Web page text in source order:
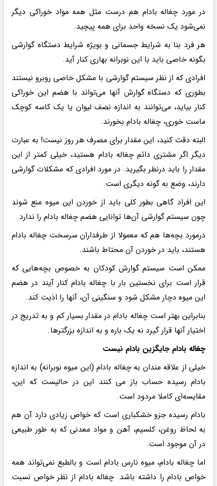
در مورد چغاله بادام هم درست مثل همه مواد خوراکی دیگر
نمی‌شود یک نسخه واحد برای همه پیچید.
هر فرد بنا به شرایط جسمانی و بویژه شرایط دستگاه گوارشی
بگونه خاصی باید با این نوبرانه بهاری کنار آید.
افرادی که از نظر سیستم گوارشی با مشکل خاصی روبرو نیستند
بطوری که دستگاه گوارش آنها می‌تواند با هضم این خوراکی
کنار بیاید، می‌توانند به اندازه نصف لیوان یا یک کاسه کوچک
ماست خوری، چغاله بادام بخورند.
البته دقت کنید، این مقدار برای مصرف هر روز نیست! به عبارت
دیگر اگر مشتری دائم چغاله بادام هستید، خیلی کمتر از این
مقدار را باید درنظر بگیرید. در مورد افرادی که مشکلات گوارشی
دارند، وضع به گونه دیگری است.
این افراد گاهی بطور کلی باید از خوردن این میوه منع شوند
چون سیستم گوارشی آن‌ها توانایی هضم چغاله بادام را ندارد.
درمورد بچه‌ها هم که معمولا از طرفداران سرسخت چغاله بادام
هستند، باید در خوردن آن محتاط باشند.
ممکن است سیستم گوارش کودکان به خصوص بچه‌هایی که
قرار است برای نخستین بار با چغاله بادام کنار آیند در هضم
این میوه دچار مشکل شود و سنگینی آن، آنها را اذیت کند.
بنابراین بهتر است چغاله بادام در مقدار بسیار کم و به تدریج در
اختیار آنها قرار گیرد نه یک باره و به اندازه بزرگترها.
چغاله بادام جایگزین بادام نیست
خیلی از علاقه مندان به چغاله بادام (این میوه نوبرانه) به اندازه
بادام رسیده حساب باز می کنند این در حالیست که این،
مقایسه‌ای کاملا مردود است.
بادام رسیده جزو خشکباری است که خواص زیادی دارد آن هم
به لحاظ روغن، کلسیم، آهن و مواد معدنی که به طور طبیعی
در آن موجود است.
اما چغاله بادام، میوه نارس بادام است و بالطبع نمی‌تواند همه
خواص بادام را داشته باشد. چغاله بادام از نظر خواص نسبت